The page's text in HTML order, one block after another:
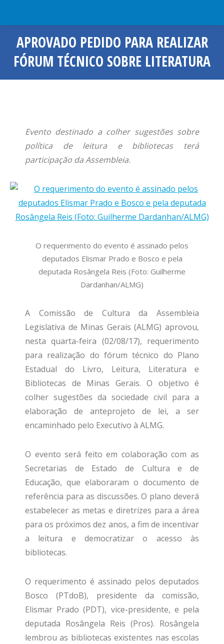
APROVADO PEDIDO PARA REALIZAR
FÓRUM TÉCNICO SOBRE LITERATURA
Você está aqui:
Evento destinado a colher sugestões sobre
política de leitura e bibliotecas terá
participação da Assembleia.
O requerimento do evento é assinado pelos
deputados Elismar Prado e Bosco e pela
deputada Rosângela Reis (Foto: Guilherme
Dardanhan/ALMG)
A Comissão de Cultura da Assembleia
Legislativa de Minas Gerais (ALMG) aprovou,
nesta quarta-feira (02/08/17), requerimento
para realização do fórum técnico do Plano
Estadual do Livro, Leitura, Literatura e
Bibliotecas de Minas Gerais. O objetivo é
colher sugestões da sociedade civil para a
elaboração de anteprojeto de lei, a ser
encaminhado pelo Executivo à ALMG.
O evento será feito em colaboração com as
Secretarias de Estado de Cultura e de
Educação, que elaboraram o documento de
referência para as discussões. O plano deverá
estabelecer as metas e diretrizes para a área
para os próximos dez anos, a fim de incentivar
a leitura e democratizar o acesso às
bibliotecas.
O requerimento é assinado pelos deputados
Bosco (PTdoB), presidente da comissão,
Elismar Prado (PDT), vice-presidente, e pela
deputada Rosângela Reis (Pros). Rosângela
lembrou as bibliotecas existentes nas escolas